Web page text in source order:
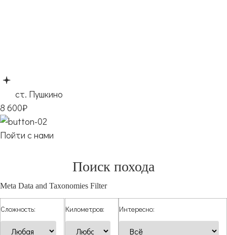
ст. Пушкино
8 600₽
Пойти с нами
Поиск похода
Meta Data and Taxonomies Filter
Сложность: Километров: Интересно: